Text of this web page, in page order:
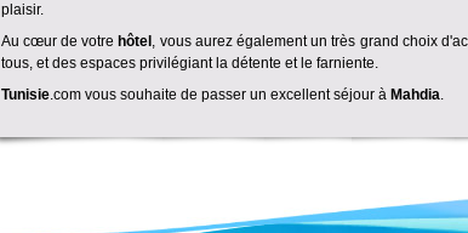
plaisir.
Au cœur de votre hôtel , vous aurez également un très grand choix
tous, et des espaces privilégiant la détente et le farniente.
Tunisie.com vous souhaite de passer un excellent séjour à Mahdia.